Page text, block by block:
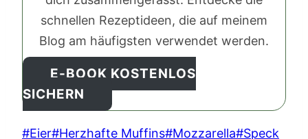
schnellen Rezeptideen, die auf meinem
Blog am häufigsten verwendet werden.
E-BOOK KOSTENLOS
SICHERN
Schlagworte:
#Eier#Herzhafte Muffins#Mozzarella#Speck